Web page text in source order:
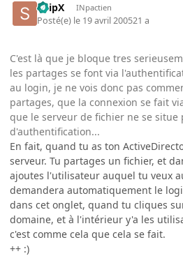
SnipX INpactien
Posté(e) le 19 avril 200521 a
C'est là que je bloque tres
les partages se font via
au login, je ne vois donc pas
partages, que la connexion se fait
que le serveur de fichier ne se situe
d'authentification...
En fait, quand tu as ton
serveur. Tu partages un fichier, et
ajoutes l'utilisateur auquel tu veux
demandera automatiquement le
dans cet onglet, quand tu cliques
domaine, et à l'intérieur y'a les
c'est comme cela que cela se fait.
++ :)